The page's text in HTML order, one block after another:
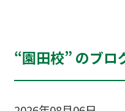
“園田校” のブロ